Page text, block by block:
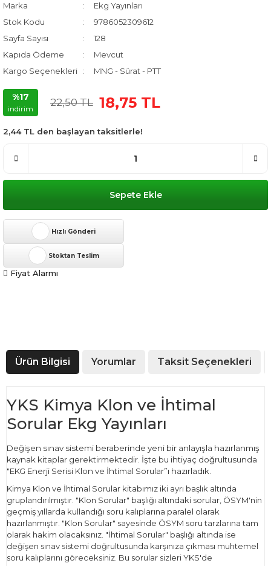
Marka
Ekg Yayınları
Stok Kodu
9786052309612
Sayfa Sayısı
128
Kapıda Ödeme
Mevcut
Kargo Seçenekleri
MNG - Sürat - PTT
%17
indirim
22,50 TL 18,75 TL
2,44 TL den başlayan taksitlerle!
Sepete Ekle
Hızlı Gönderi
Stoktan Teslim
Fiyat Alarmı
Ürün Bilgisi Yorumlar Taksit Seçenekleri
YKS Kimya Klon ve İhtimal
Sorular Ekg Yayınları
Değişen sınav sistemi beraberinde yeni bir anlayışla hazırlanmış
kaynak kitaplar gerektirmektedir. İşte bu ihtiyaç doğrultusunda
"EKG Enerji Serisi Klon ve İhtimal Sorular”ı hazırladık.
Kimya Klon ve İhtimal Sorular kitabımız iki ayrı başlık altında
gruplandırılmıştır. "Klon Sorular" başlığı altındaki sorular, ÖSYM'nin
geçmiş yıllarda kullandığı soru kalıplarına paralel olarak
hazırlanmıştır. "Klon Sorular" sayesinde ÖSYM soru tarzlarına tam
olarak hakim olacaksınız. "İhtimal Sorular" başlığı altında ise
değişen sınav sistemi doğrultusunda karşınıza çıkması muhtemel
soru kalıplarını göreceksiniz. Bu sorular sizleri YKS'de